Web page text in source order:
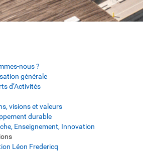
nous ?
générale
d’Activités
visions et valeurs
durable
Enseignement, Innovation
Léon Fredericq